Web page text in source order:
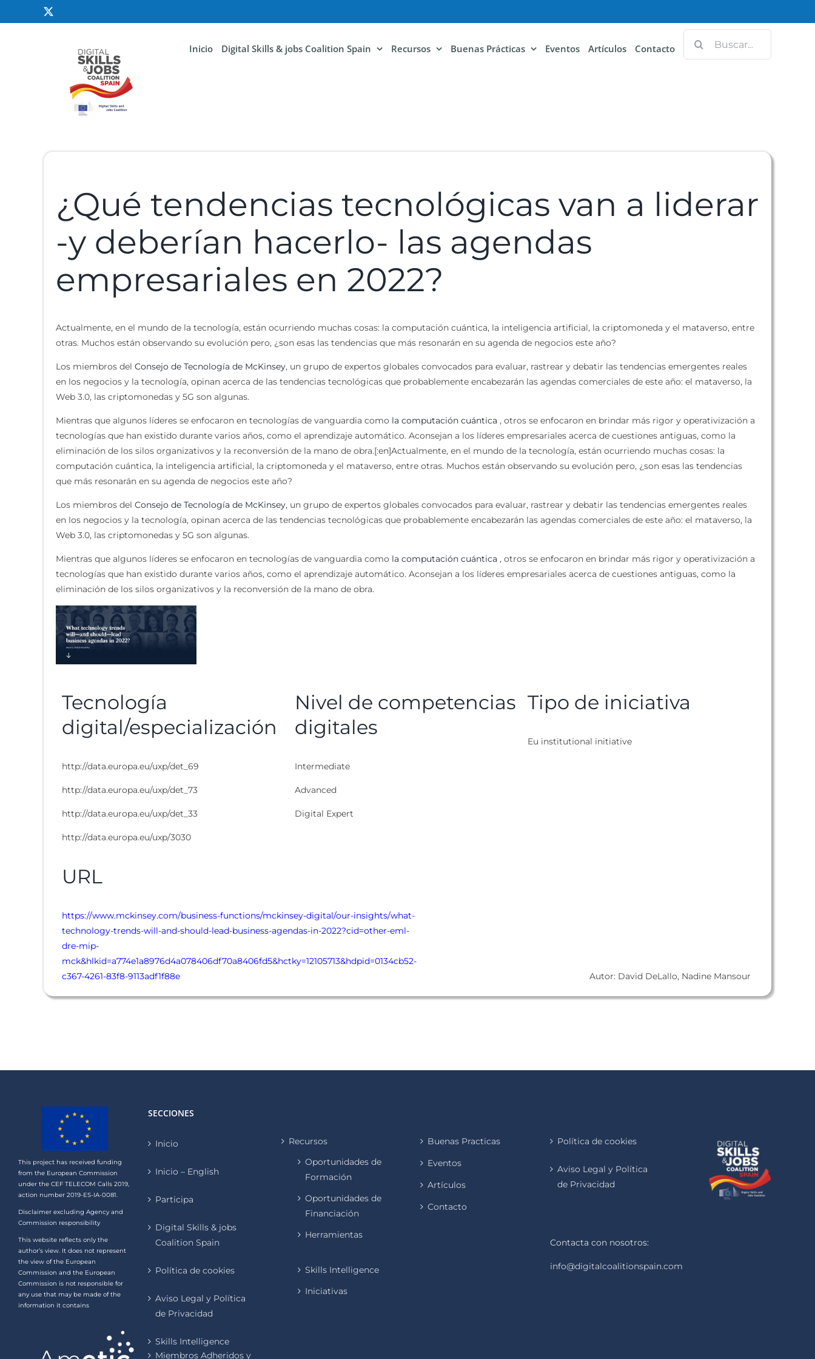
Inicio Digital Skills & jobs Coalition Spain Recursos Buenas Prácticas Eventos Artículos Contacto
¿Qué tendencias tecnológicas van a liderar
-y deberían hacerlo- las agendas
empresariales en 2022?
Actualmente, en el mundo de la tecnología, están ocurriendo muchas cosas: la computación cuántica, la inteligencia artificial, la criptomoneda y el mataverso, entre
otras. Muchos están observando su evolución pero, ¿son esas las tendencias que más resonarán en su agenda de negocios este año?
Los miembros del Consejo de Tecnología de McKinsey, un grupo de expertos globales convocados para evaluar, rastrear y debatir las tendencias emergentes reales
en los negocios y la tecnología, opinan acerca de las tendencias tecnológicas que probablemente encabezarán las agendas comerciales de este año: el mataverso, la
Web 3.0, las criptomonedas y 5G son algunas.
Mientras que algunos líderes se enfocaron en tecnologías de vanguardia como la computación cuántica , otros se enfocaron en brindar más rigor y operativización a
tecnologías que han existido durante varios años, como el aprendizaje automático. Aconsejan a los líderes empresariales acerca de cuestiones antiguas, como la
eliminación de los silos organizativos y la reconversión de la mano de obra.[:en]Actualmente, en el mundo de la tecnología, están ocurriendo muchas cosas: la
computación cuántica, la inteligencia artificial, la criptomoneda y el mataverso, entre otras. Muchos están observando su evolución pero, ¿son esas las tendencias
que más resonarán en su agenda de negocios este año?
Los miembros del Consejo de Tecnología de McKinsey, un grupo de expertos globales convocados para evaluar, rastrear y debatir las tendencias emergentes reales
en los negocios y la tecnología, opinan acerca de las tendencias tecnológicas que probablemente encabezarán las agendas comerciales de este año: el mataverso, la
Web 3.0, las criptomonedas y 5G son algunas.
Mientras que algunos líderes se enfocaron en tecnologías de vanguardia como la computación cuántica , otros se enfocaron en brindar más rigor y operativización a
tecnologías que han existido durante varios años, como el aprendizaje automático. Aconsejan a los líderes empresariales acerca de cuestiones antiguas, como la
eliminación de los silos organizativos y la reconversión de la mano de obra.
Tecnología
digital/especialización
http://data.europa.eu/uxp/det_69
http://data.europa.eu/uxp/det_73
http://data.europa.eu/uxp/det_33
http://data.europa.eu/uxp/3030
Nivel de competencias
digitales
Intermediate
Advanced
Digital Expert
Tipo de iniciativa
Eu institutional initiative
URL
https://www.mckinsey.com/business-functions/mckinsey-digital/our-insights/what-
technology-trends-will-and-should-lead-business-agendas-in-2022?cid=other-eml-
dre-mip-
mck&hlkid=a774e1a8976d4a078406df70a8406fd5&hctky=12105713&hdpid=0134cb52-
c367-4261-83f8-9113adf1f88e
Autor: David DeLallo, Nadine Mansour
This project has received funding
from the European Commission
under the CEF TELECOM Calls 2019,
action number 2019-ES-IA-0081.
Disclaimer excluding Agency and
Commission responsibility
This website reflects only the
author’s view. It does not represent
the view of the European
Commission and the European
Commission is not responsible for
any use that may be made of the
information it contains
SECCIONES
Inicio
Inicio – English
Participa
Digital Skills & jobs
Coalition Spain
Política de cookies
Aviso Legal y Política
de Privacidad
Skills Intelligence
Miembros Adheridos y
Recursos
Oportunidades de
Formación
Oportunidades de
Financiación
Herramientas
Skills Intelligence
Iniciativas
Buenas Practicas
Eventos
Artículos
Contacto
Política de cookies
Aviso Legal y Política
de Privacidad
Contacta con nosotros:
info@digitalcoalitionspain.com